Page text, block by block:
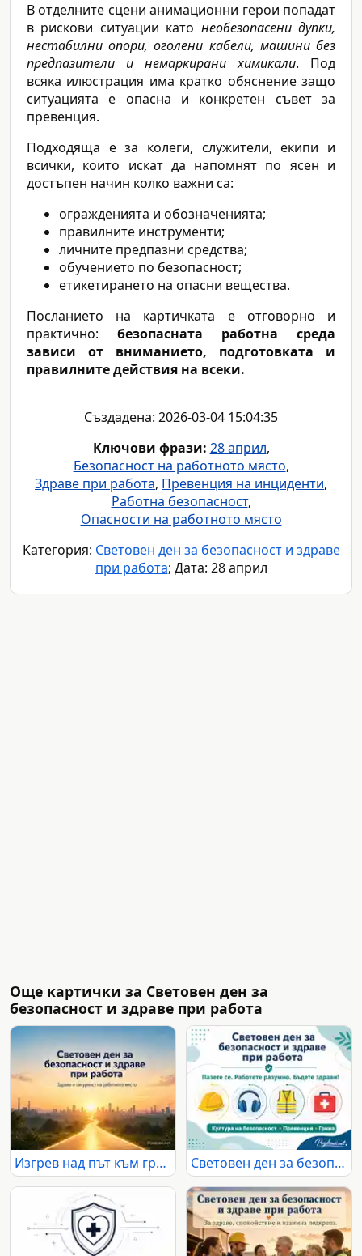
В отделните сцени анимационни герои попадат
в рискови ситуации като необезопасени дупки,
нестабилни опори, оголени кабели, машини без
предпазители и немаркирани химикали. Под
всяка илюстрация има кратко обяснение защо
ситуацията е опасна и конкретен съвет за
превенция.
Подходяща е за колеги, служители, екипи и
всички, които искат да напомнят по ясен и
достъпен начин колко важни са:
огражденията и обозначенията;
правилните инструменти;
личните предпазни средства;
обучението по безопасност;
етикетирането на опасни вещества.
Посланието на картичката е отговорно и
практично: безопасната работна среда
зависи от вниманието, подготовката и
правилните действия на всеки.
Създадена: 2026-03-04 15:04:35
Ключови фрази: 28 април,
Безопасност на работното място,
Здраве при работа, Превенция на инциденти,
Работна безопасност,
Опасности на работното място
Категория: Световен ден за безопасност и здраве
при работа; Дата: 28 април
Още картички за Световен ден за
безопасност и здраве при работа
Изгрев над път към град и индустрия с послание за безопасност и здраве при работа Световен ден за безопасност и здраве при работа с акцент върху култура на безопасност, превенция и грижа